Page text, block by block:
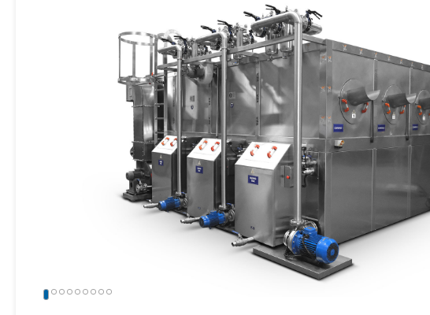
» Industrielle Sandstrahlmaschinen
» Weitere Maschinen und Ausrüstungen
Alle Rechte vorbehalten. Sämtliche auf dieser Website verwendeten Inhalte und visuellen Elemente
gehören der KSP Machine, und eine unbefugte Nutzung kann rechtliche Schritte nach sich ziehen.